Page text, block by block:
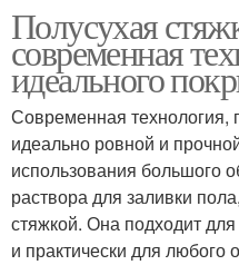
Полусухая
современная
идеального
Современная технология,
идеально ровной и
использования большого
раствора для заливки
стяжкой. Она подходит
и практически для любого